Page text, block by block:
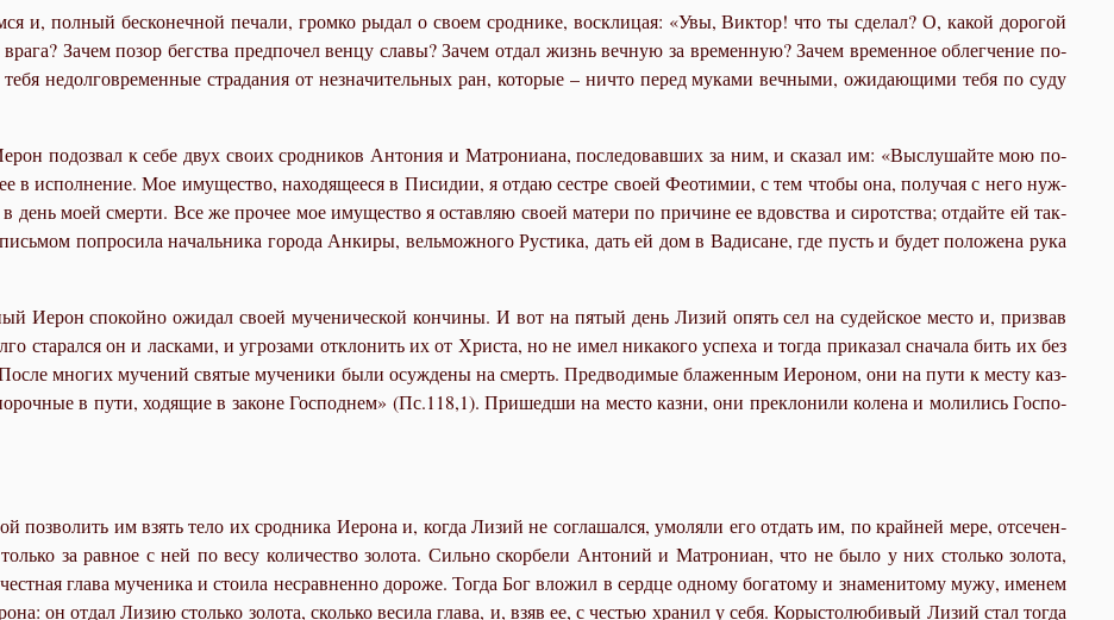
и, пол­ный бес­ко­неч­ной пе­ча­ли, гром­ко ры­дал о сво­ем срод­ни­ке, вос­кли­цая: «Увы, Вик­тор! что ты сде­лал? О, ка­кой до­ро­гой
За­чем по­зор бег­ства пред­по­чел вен­цу сла­вы? За­чем от­дал жизнь веч­ную за вре­мен­ную? За­чем вре­мен­ное об­лег­че­ние по­
недол­говре­мен­ные стра­да­ния от незна­чи­тель­ных ран, ко­то­рые – ни­что пе­ред му­ка­ми веч­ны­ми, ожи­да­ю­щи­ми те­бя по су­ду
по­до­звал к се­бе двух сво­их срод­ни­ков Ан­то­ния и Мат­ро­ни­а­на, по­сле­до­вав­ших за ним, и ска­зал им: «Вы­слу­шай­те мою по­
в ис­пол­не­ние. Мое иму­ще­ство, на­хо­дя­ще­е­ся в Пи­си­дии, я от­даю сест­ре сво­ей Фе­о­ти­мии, с тем чтобы она, по­лу­чая с него нуж­
мо­ей смер­ти. Все же про­чее мое иму­ще­ство я остав­ляю сво­ей ма­те­ри по при­чине ее вдов­ства и си­рот­ства; от­дай­те ей так­
по­про­си­ла на­чаль­ни­ка го­ро­да Ан­ки­ры, вель­мож­но­го Ру­сти­ка, дать ей дом в Ва­ди­сане, где пусть и бу­дет по­ло­же­на ру­ка
Иерон спо­кой­но ожи­дал сво­ей му­че­ни­че­ской кон­чи­ны. И вот на пя­тый день Ли­зий опять сел на су­дей­ское ме­сто и, при­звав
ста­рал­ся он и лас­ка­ми, и угро­за­ми от­кло­нить их от Хри­ста, но не имел ни­ка­ко­го успе­ха и то­гда при­ка­зал сна­ча­ла бить их без
мно­гих му­че­ний свя­тые му­че­ни­ки бы­ли осуж­де­ны на смерть. Пред­во­ди­мые бла­жен­ным Иеро­ном, они на пу­ти к ме­сту каз­
в пу­ти, хо­дя­щие в за­коне Гос­под­нем» (Пс.118,1). При­шед­ши на ме­сто каз­ни, они пре­кло­ни­ли ко­ле­на и мо­ли­лись Гос­по­
им взять те­ло их срод­ни­ка Иеро­на и, ко­гда Ли­зий не со­гла­шал­ся, умо­ля­ли его от­дать им, по край­ней ме­ре, от­се­чен­
за рав­ное с ней по ве­су ко­ли­че­ство зо­ло­та. Силь­но скор­бе­ли Ан­то­ний и Мат­ро­ни­ан, что не бы­ло у них столь­ко зо­ло­та,
гла­ва му­че­ни­ка и сто­и­ла несрав­нен­но до­ро­же. То­гда Бог вло­жил в серд­це од­но­му бо­га­то­му и зна­ме­ни­то­му му­жу, име­нем
он от­дал Ли­зию столь­ко зо­ло­та, сколь­ко ве­си­ла гла­ва, и, взяв ее, с че­стью хра­нил у се­бя. Ко­ры­сто­лю­би­вый Ли­зий стал то­гда